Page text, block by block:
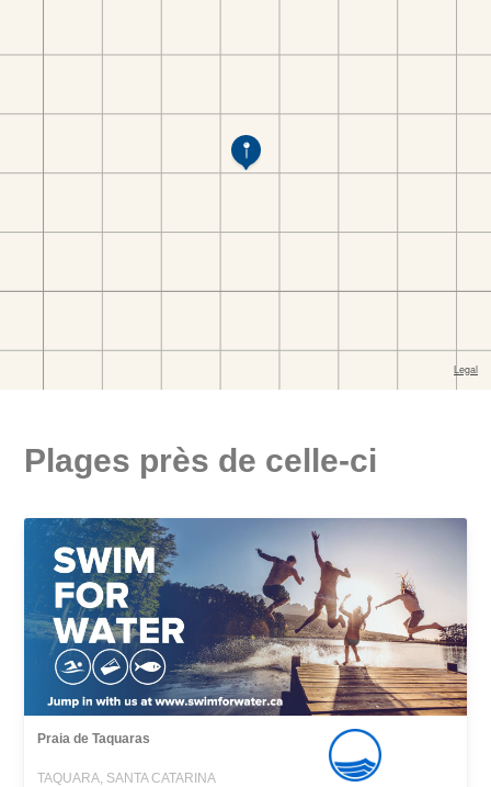
Plages près de celle-ci
Praia de Taquaras
TAQUARA, SANTA CATARINA